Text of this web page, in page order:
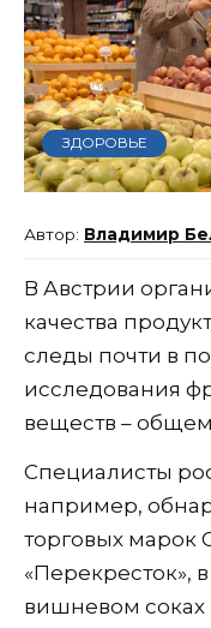
ЗДОРОВЬЕ
Владимир
В Австрии
качества
следы почти в
исследования
веществ –
Специалисты
например,
торговых марок
«Перекресток»,
вишневом соках